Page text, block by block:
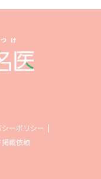
ーポリシー
載依頼